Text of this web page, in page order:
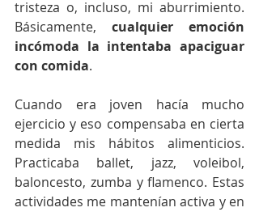
tristeza o, incluso, mi aburrimiento.
Básicamente, cualquier emoción
incómoda la intentaba apaciguar
con comida.
Cuando era joven hacía mucho
ejercicio y eso compensaba en cierta
medida mis hábitos alimenticios.
Practicaba ballet, jazz, voleibol,
baloncesto, zumba y flamenco. Estas
actividades me mantenían activa y en